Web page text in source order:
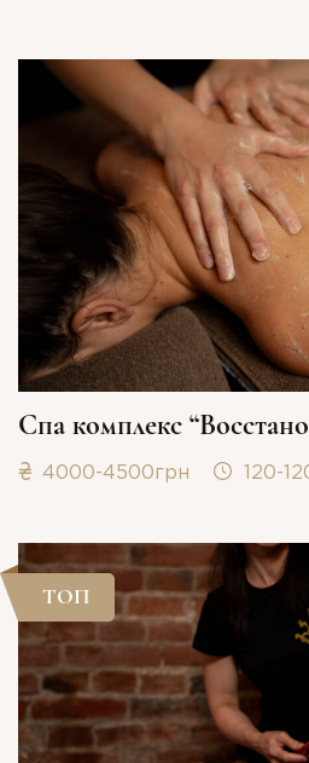
Спа комплекс
4000-4500грн 120-
ТОП